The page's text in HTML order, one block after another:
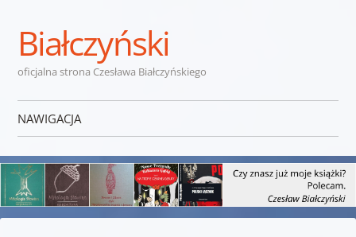
Białczyński
oficjalna strona Czesława Białczyńskiego
NAWIGACJA